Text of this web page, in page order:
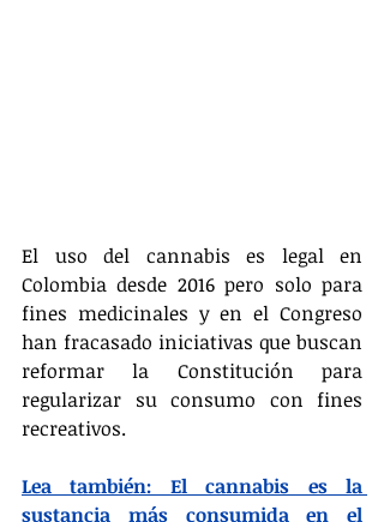
El uso del cannabis es legal en
Colombia desde 2016 pero solo para
fines medicinales y en el Congreso
han fracasado iniciativas que buscan
reformar la Constitución para
regularizar su consumo con fines
recreativos.
Lea también: El cannabis es la
sustancia más consumida en el